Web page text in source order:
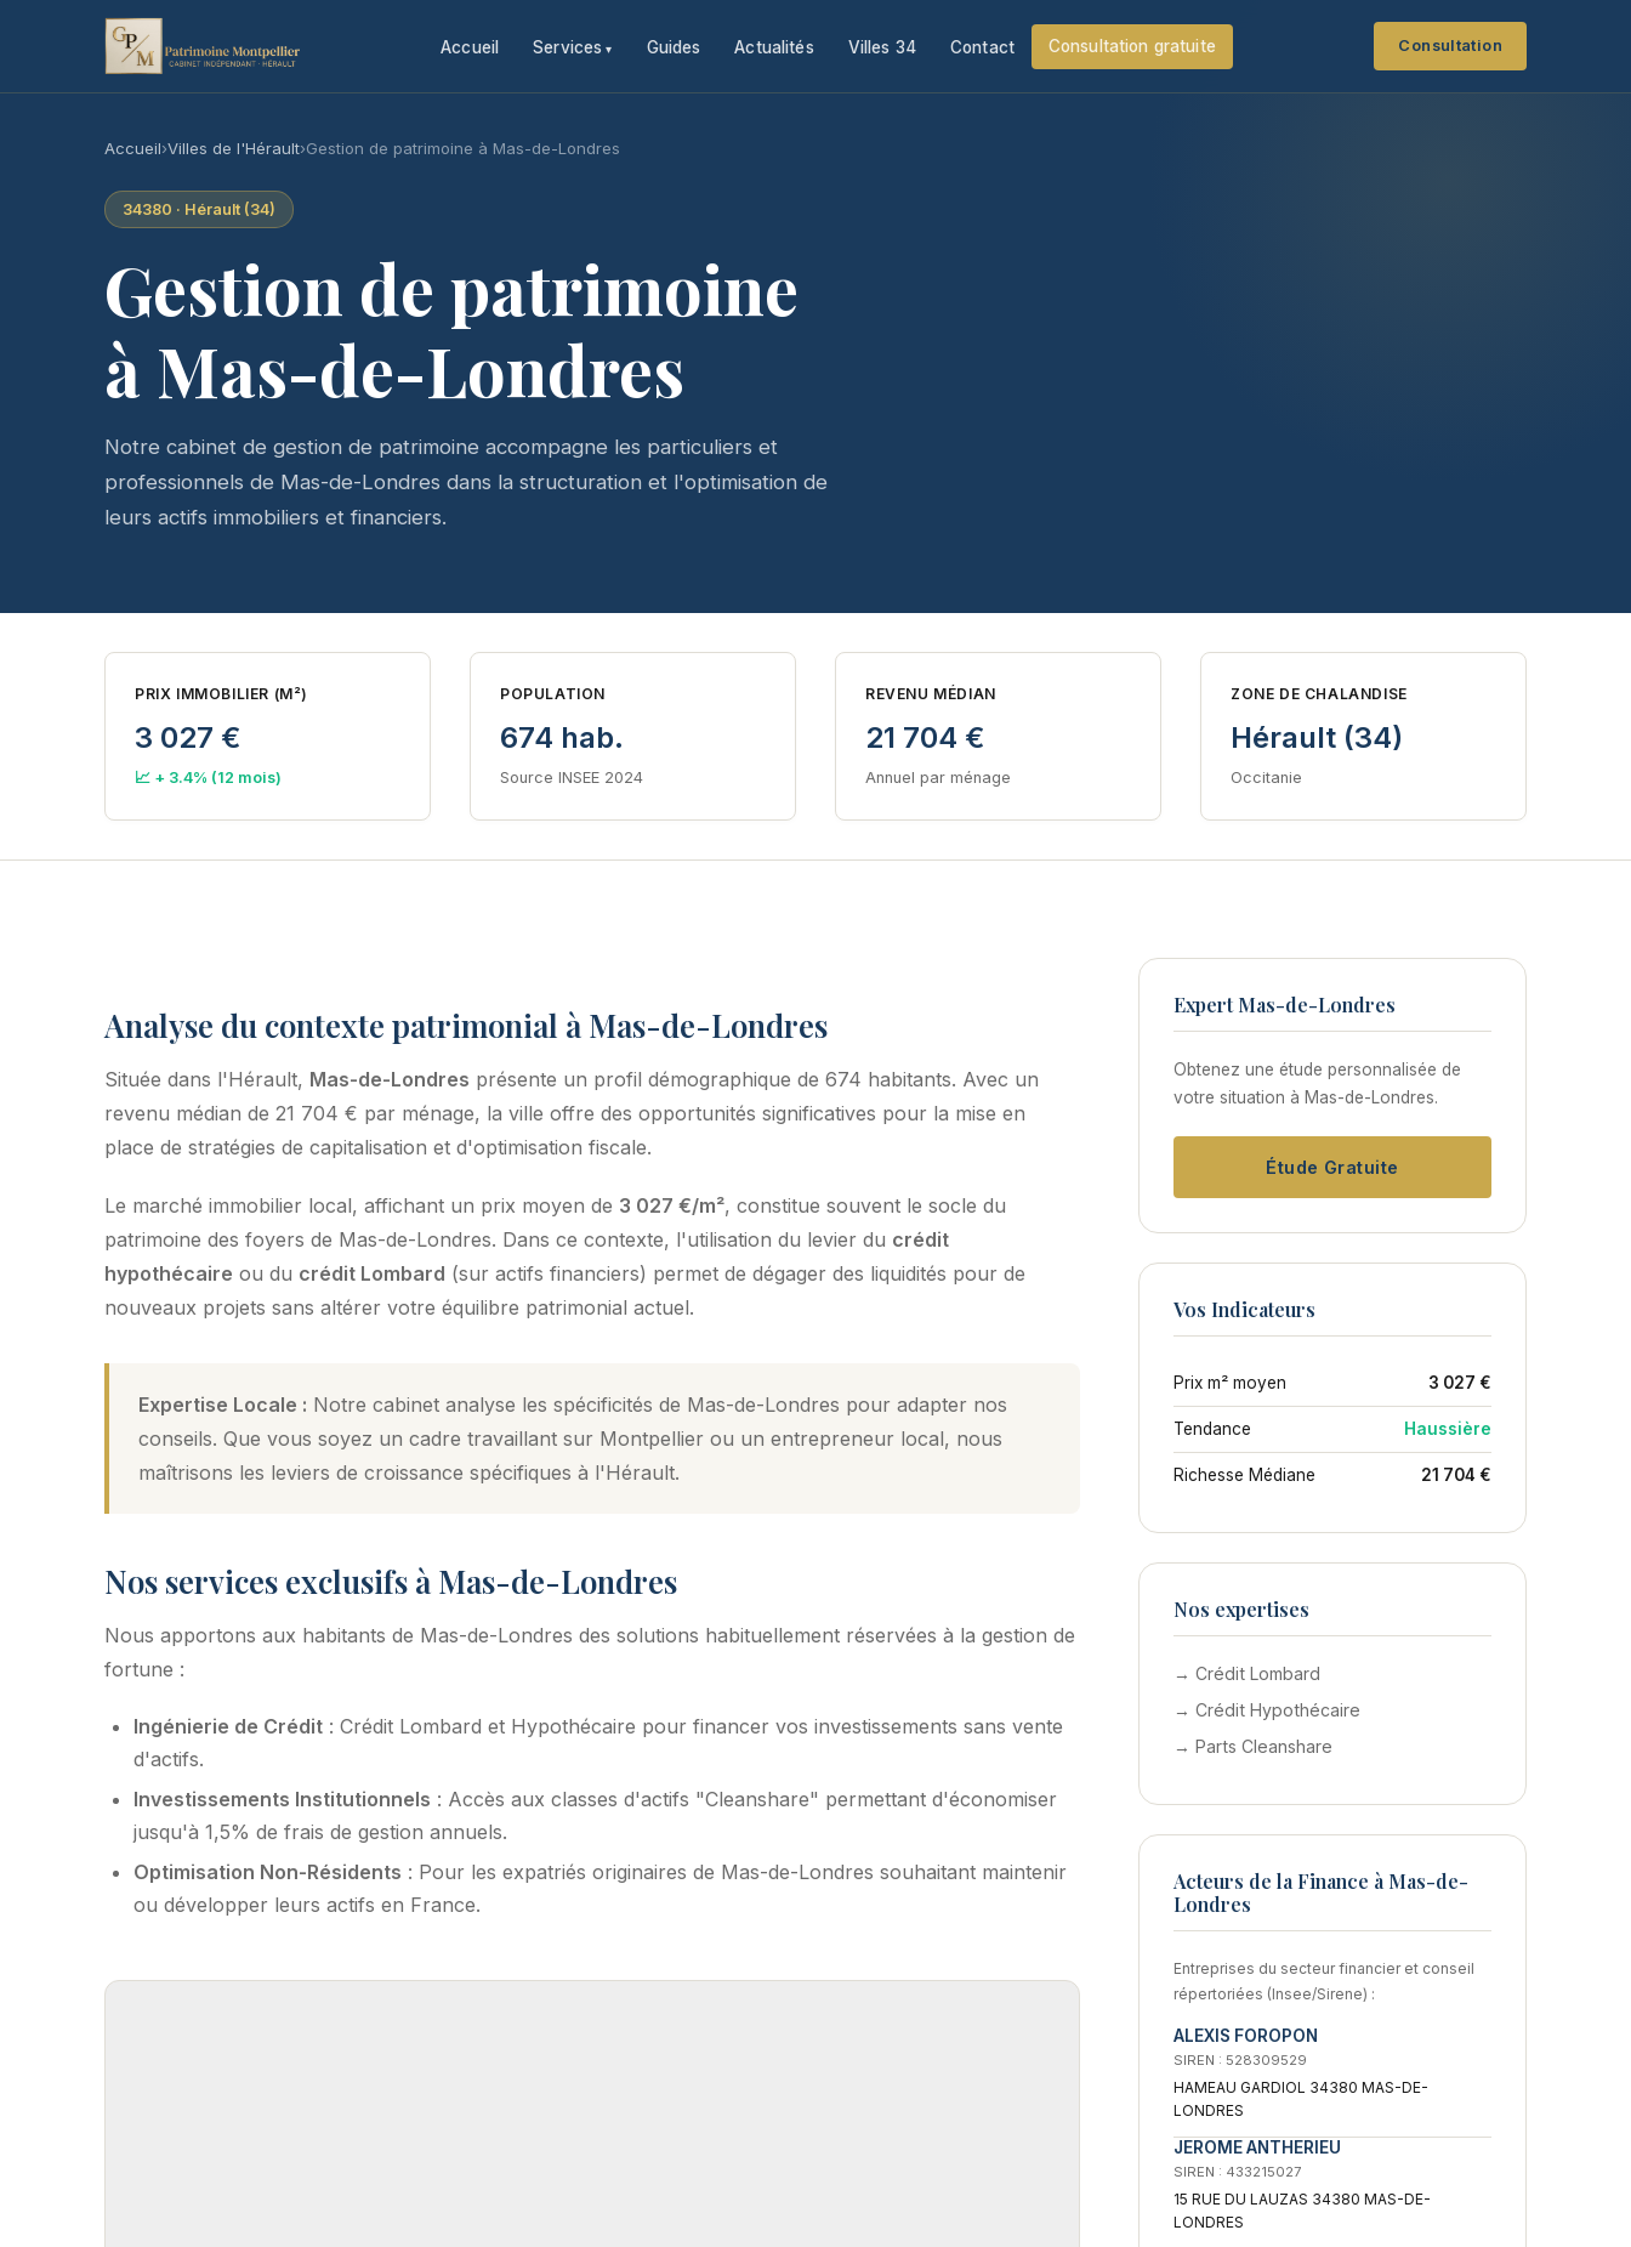
Accueil Services Guides Actualités Villes 34 Contact Consultation gratuite Consultation
Accueil›Villes de l'Hérault›Gestion de patrimoine à Mas-de-Londres
34380 · Hérault (34)
Gestion de patrimoine
à Mas-de-Londres
Notre cabinet de gestion de patrimoine accompagne les particuliers et
professionnels de Mas-de-Londres dans la structuration et l'optimisation de
leurs actifs immobiliers et financiers.
PRIX IMMOBILIER (M²)
3 027 €
📈 + 3.4% (12 mois)
POPULATION
674 hab.
Source INSEE 2024
REVENU MÉDIAN
21 704 €
Annuel par ménage
ZONE DE CHALANDISE
Hérault (34)
Occitanie
Analyse du contexte patrimonial à Mas-de-Londres
Située dans l'Hérault, Mas-de-Londres présente un profil démographique de 674 habitants. Avec un
revenu médian de 21 704 € par ménage, la ville offre des opportunités significatives pour la mise en
place de stratégies de capitalisation et d'optimisation fiscale.
Le marché immobilier local, affichant un prix moyen de 3 027 €/m², constitue souvent le socle du
patrimoine des foyers de Mas-de-Londres. Dans ce contexte, l'utilisation du levier du crédit
hypothécaire ou du crédit Lombard (sur actifs financiers) permet de dégager des liquidités pour de
nouveaux projets sans altérer votre équilibre patrimonial actuel.
Expertise Locale : Notre cabinet analyse les spécificités de Mas-de-Londres pour adapter nos
conseils. Que vous soyez un cadre travaillant sur Montpellier ou un entrepreneur local, nous
maîtrisons les leviers de croissance spécifiques à l'Hérault.
Nos services exclusifs à Mas-de-Londres
Nous apportons aux habitants de Mas-de-Londres des solutions habituellement réservées à la gestion de
fortune :
Ingénierie de Crédit : Crédit Lombard et Hypothécaire pour financer vos investissements sans vente
d'actifs.
Investissements Institutionnels : Accès aux classes d'actifs "Cleanshare" permettant d'économiser
jusqu'à 1,5% de frais de gestion annuels.
Optimisation Non-Résidents : Pour les expatriés originaires de Mas-de-Londres souhaitant maintenir
ou développer leurs actifs en France.
Expert Mas-de-Londres
Obtenez une étude personnalisée de
votre situation à Mas-de-Londres.
Étude Gratuite
Vos Indicateurs
Prix m² moyen 3 027 €
Tendance Haussière
Richesse Médiane 21 704 €
Nos expertises
→ Crédit Lombard
→ Crédit Hypothécaire
→ Parts Cleanshare
Acteurs de la Finance à Mas-de-
Londres
Entreprises du secteur financier et conseil
répertoriées (Insee/Sirene) :
ALEXIS FOROPON
SIREN : 528309529
HAMEAU GARDIOL 34380 MAS-DE-
LONDRES
JEROME ANTHERIEU
SIREN : 433215027
15 RUE DU LAUZAS 34380 MAS-DE-
LONDRES